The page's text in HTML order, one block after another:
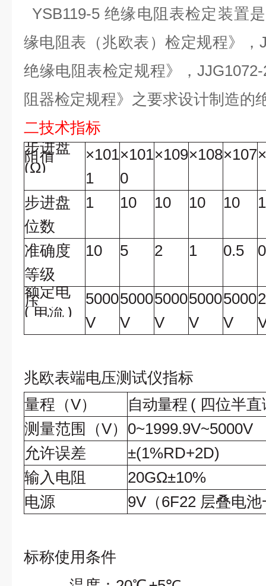
YSB119-5 绝缘电阻表检定装置
缘电阻表（兆欧表）检定规程》，
绝缘电阻表检定规程》，JJG1072-
阻器检定规程》之要求设计制造的
二技术指标
步进盘
阻值
(Ω)
×101
1
×101
0
×109×108×107×
步进盘
位数
1 10 10 10 10
准确度
等级
10 5 2 1 0.5
额定电
压
(电流 )
5000
V
5000
V
5000
V
5000
V
5000
V
兆欧表端电压测试仪指标
量程 （V） 自动量程 ( 四位半
测量范围
（V） 0~1999.9V~5000V
允许误差
±(1%RD+2D)
输入电阻
20GΩ±10%
电源
9V （6F22 层叠电池
标称使用条件